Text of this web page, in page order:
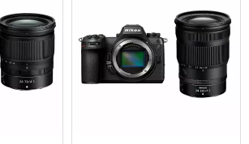
OCCASION